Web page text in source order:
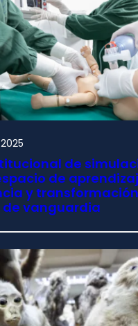
de
de
y transformación
vanguardia